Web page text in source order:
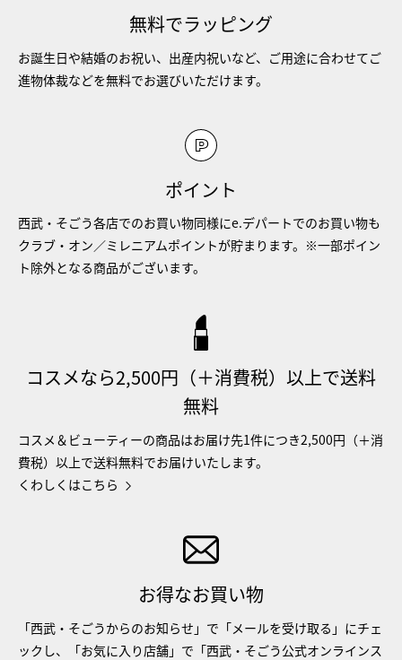
無料でラッピング
お誕生日や結婚のお祝い、出産内祝いなど、ご用途に合わせてご
進物体裁などを無料でお選びいただけます。
ポイント
西武・そごう各店でのお買い物同様にe.デパートでのお買い物も
クラブ・オン／ミレニアムポイントが貯まります。※一部ポイン
ト除外となる商品がございます。
コスメなら2,500円（＋消費税）以上で送料
無料
コスメ＆ビューティーの商品はお届け先1件につき2,500円（＋消
費税）以上で送料無料でお届けいたします。
くわしくはこちら
お得なお買い物
「西武・そごうからのお知らせ」で「メールを受け取る」にチェ
ックし、「お気に入り店舗」で「西武・そごう公式オンラインス